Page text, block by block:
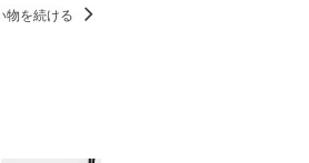
物を続ける